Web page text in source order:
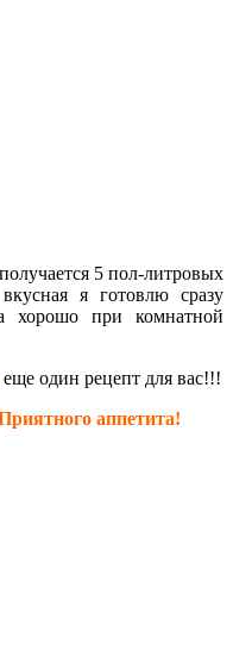
5 пол-литровых
я готовлю сразу
хорошо при комнатной
еще один рецепт для вас!!!
аппетита!